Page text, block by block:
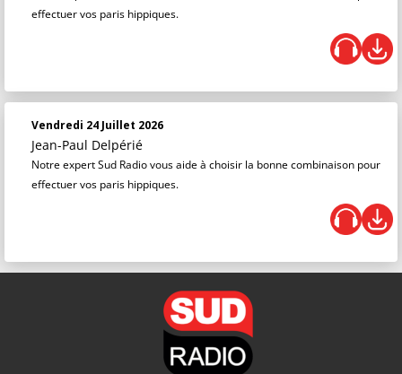
effectuer vos paris hippiques.
Vendredi 24 Juillet 2026
Jean-Paul Delpérié
Notre expert Sud Radio vous aide à choisir la bonne combinaison pour
effectuer vos paris hippiques.